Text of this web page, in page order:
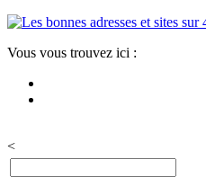
Vous vous trouvez ici :
<